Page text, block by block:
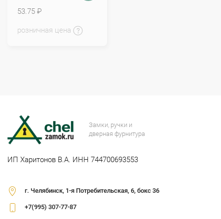
53.75 ₽
розничная цена
Замки, ручки и
дверная фурнитура
ИП Харитонов В.А. ИНН 744700693553
г. Челябинск, 1-я Потребительская, 6, бокс 36
+7(995) 307-77-87